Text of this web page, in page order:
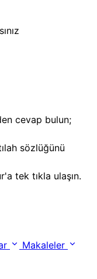
cevap bulun;
sözlüğünü
tek tıkla ulaşın.
Makaleler